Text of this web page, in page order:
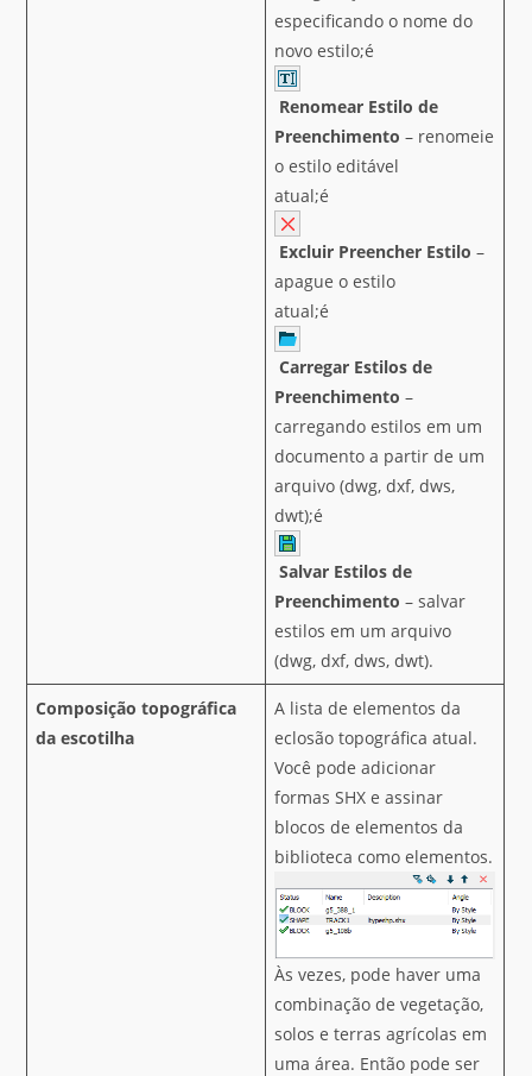
especificando o nome do
novo estilo;é
Renomear Estilo de
Preenchimento – renomeie
o estilo editável
atual;é
Excluir Preencher Estilo –
apague o estilo
atual;é
Carregar Estilos de
Preenchimento –
carregando estilos em um
documento a partir de um
arquivo (dwg, dxf, dws,
dwt);é
Salvar Estilos de
Preenchimento – salvar
estilos em um arquivo
(dwg, dxf, dws, dwt).
Composição topográfica
da escotilha
A lista de elementos da
eclosão topográfica atual.
Você pode adicionar
formas SHX e assinar
blocos de elementos da
biblioteca como elementos.
Às vezes, pode haver uma
combinação de vegetação,
solos e terras agrícolas em
uma área. Então pode ser